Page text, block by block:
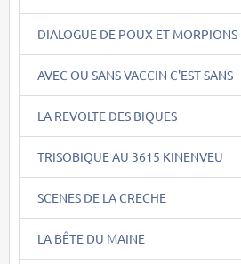
DIALOGUE DE POUX ET MORPIONS
AVEC OU SANS VACCIN C'EST SANS
LA REVOLTE DES BIQUES
TRISOBIQUE AU 3615 KINENVEU
SCENES DE LA CRECHE
LA BÊTE DU MAINE